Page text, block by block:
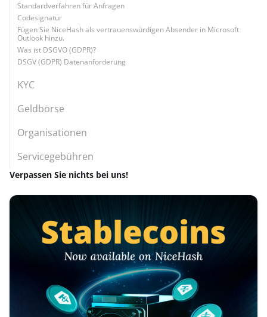
Standardverfahren für Anfragen
Codesignatur
Fügen Sie NiceHash als vertrauenswürdigen Absender in Microsoft
Outlook hinzu.
Was ist DSGVO (GDPR)?
DSGV (GDPR) Datenanforderung
KYC
Geldbörse
Organisationen
Servicegebühren
Verpassen Sie nichts bei uns!